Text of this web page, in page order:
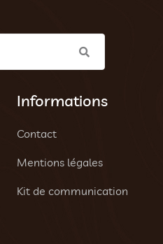
Informations
Contact
Mentions légales
Kit de communication